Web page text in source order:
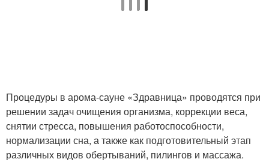
Процедуры в арома-сауне «Здравница» проводятся при
решении задач очищения организма, коррекции веса,
снятии стресса, повышения работоспособности,
нормализации сна, а также как подготовительный этап
различных видов обертываний, пилингов и массажа.